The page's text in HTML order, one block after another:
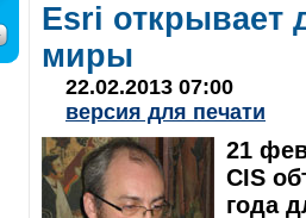
Esri открывает
миры
22.02.2013 07:00
версия для печати
21
CIS
года